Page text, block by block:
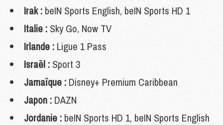
Irak : beIN Sports English, beIN Sports HD 1
Italie : Sky Go, Now TV
Irlande : Ligue 1 Pass
Israël : Sport 3
Jamaïque : Disney+ Premium Caribbean
Japon : DAZN
Jordanie : beIN Sports HD 1, beIN Sports English